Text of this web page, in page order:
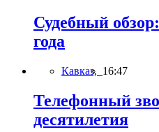
Судебный
года
Кавказ, 16:47
Телефонный
десятилетия